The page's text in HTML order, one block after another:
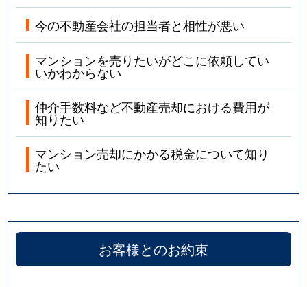
今の不動産会社の担当者と相性が悪い
マンションを売りたいがどこに依頼してい
いかわからない
仲介手数料など不動産売却における費用が
知りたい
マンション売却にかかる税金について知り
たい
お客様とのお約束